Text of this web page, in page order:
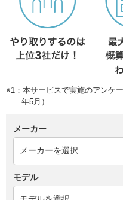
※1：本サービスで実施のアンケ
年5月）
メーカー
モデル